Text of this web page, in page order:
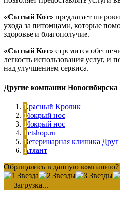
«Сытый Кот» предлагает
ухода за питомцами, которые
здоровье и благополучие.
«Сытый Кот» стремится
легкость использования услуг, и
над улучшением сервиса.
Другие компании Новосибирска
Красный Кролик
Мокрый нос
Мокрый нос
Petshop.ru
Ветеринарная клиника Друг
Атлант
Обращались в данную компанию?
Загрузка...